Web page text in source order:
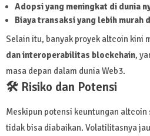
Adopsi yang meningkat di dunia
Biaya transaksi yang lebih murah
Selain itu, banyak proyek altcoin kini
dan interoperabilitas blockchain,
masa depan dalam dunia Web3.
🛠️ Risiko dan Potensi
Meskipun potensi keuntungan
tidak bisa diabaikan. Volatilitasnya